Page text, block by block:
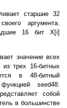
старшие 32
аргумента.
16 бит X[i]
значение всех
трех 16-битных
в 48-битный
seed48.
собой
в большинстве